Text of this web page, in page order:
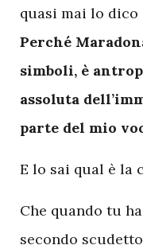
quasi mai lo
Perché
simboli, è
assoluta
parte del mio
E lo sai qual è la
Che quando tu
secondo